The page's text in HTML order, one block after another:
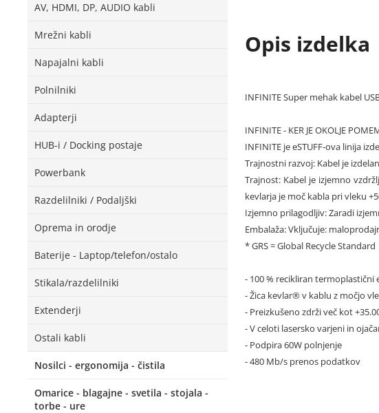
AV, HDMI, DP, AUDIO kabli
Mrežni kabli
Napajalni kabli
Polnilniki
Adapterji
HUB-i / Docking postaje
Powerbank
Razdelilniki / Podaljški
Oprema in orodje
Baterije - Laptop/telefon/ostalo
Stikala/razdelilniki
Extenderji
Ostali kabli
Nosilci - ergonomija - čistila
Omarice - blagajne - svetila - stojala -
torbe - ure
Opis izdelka
INFINITE Super mehak kabel
INFINITE - KER JE OKOLJE
INFINITE je eSTUFF-ova linija
Trajnostni razvoj: Kabel je
Trajnost: Kabel je izjemno
kevlarja je moč kabla pri vleku
Izjemno prilagodljiv: Zaradi
Embalaža: Vključuje:
* GRS = Global Recycle Standard
- 100 % recikliran termoplastični
- Žica kevlar® v kablu z močjo
- Preizkušeno zdrži več kot
- V celoti lasersko varjeni in
- Podpira 60W polnjenje
- 480 Mb/s prenos podatkov